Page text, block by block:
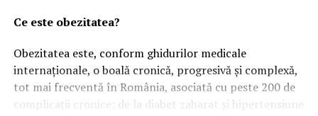
unul dintre principalii distribuitori de accesorii pentru
Irimescu spune că, la alegerea unui afaceri noi în care să
investească, o parte din decizie este motivată de
Ce este obezitatea?
Obezitatea este, conform ghidurilor medicale
internaționale, o boală cronică, progresivă și complexă,
tot mai frecventă în România, asociată cu peste 200 de
complicații cronice: de la diabet zaharat și hipertensiune